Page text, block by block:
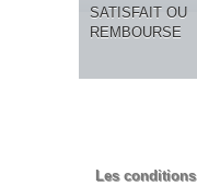
SATISFAIT OU
REMBOURSE
Les